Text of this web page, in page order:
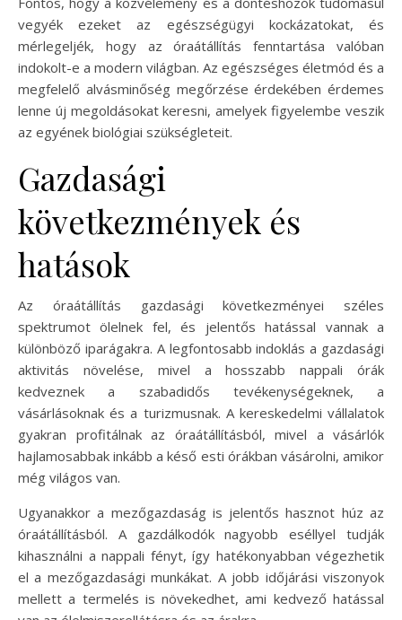
vegyék ezeket az egészségügyi kockázatokat, és
mérlegeljék, hogy az óraátállítás fenntartása valóban
indokolt-e a modern világban. Az egészséges életmód és a
megfelelő alvásminőség megőrzése érdekében érdemes
lenne új megoldásokat keresni, amelyek figyelembe veszik
az egyének biológiai szükségleteit.
Gazdasági
következmények és
hatások
Az óraátállítás gazdasági következményei széles
spektrumot ölelnek fel, és jelentős hatással vannak a
különböző iparágakra. A legfontosabb indoklás a gazdasági
aktivitás növelése, mivel a hosszabb nappali órák
kedveznek a szabadidős tevékenységeknek, a
vásárlásoknak és a turizmusnak. A kereskedelmi vállalatok
gyakran profitálnak az óraátállításból, mivel a vásárlók
hajlamosabbak inkább a késő esti órákban vásárolni, amikor
még világos van.
Ugyanakkor a mezőgazdaság is jelentős hasznot húz az
óraátállításból. A gazdálkodók nagyobb eséllyel tudják
kihasználni a nappali fényt, így hatékonyabban végezhetik
el a mezőgazdasági munkákat. A jobb időjárási viszonyok
mellett a termelés is növekedhet, ami kedvező hatással